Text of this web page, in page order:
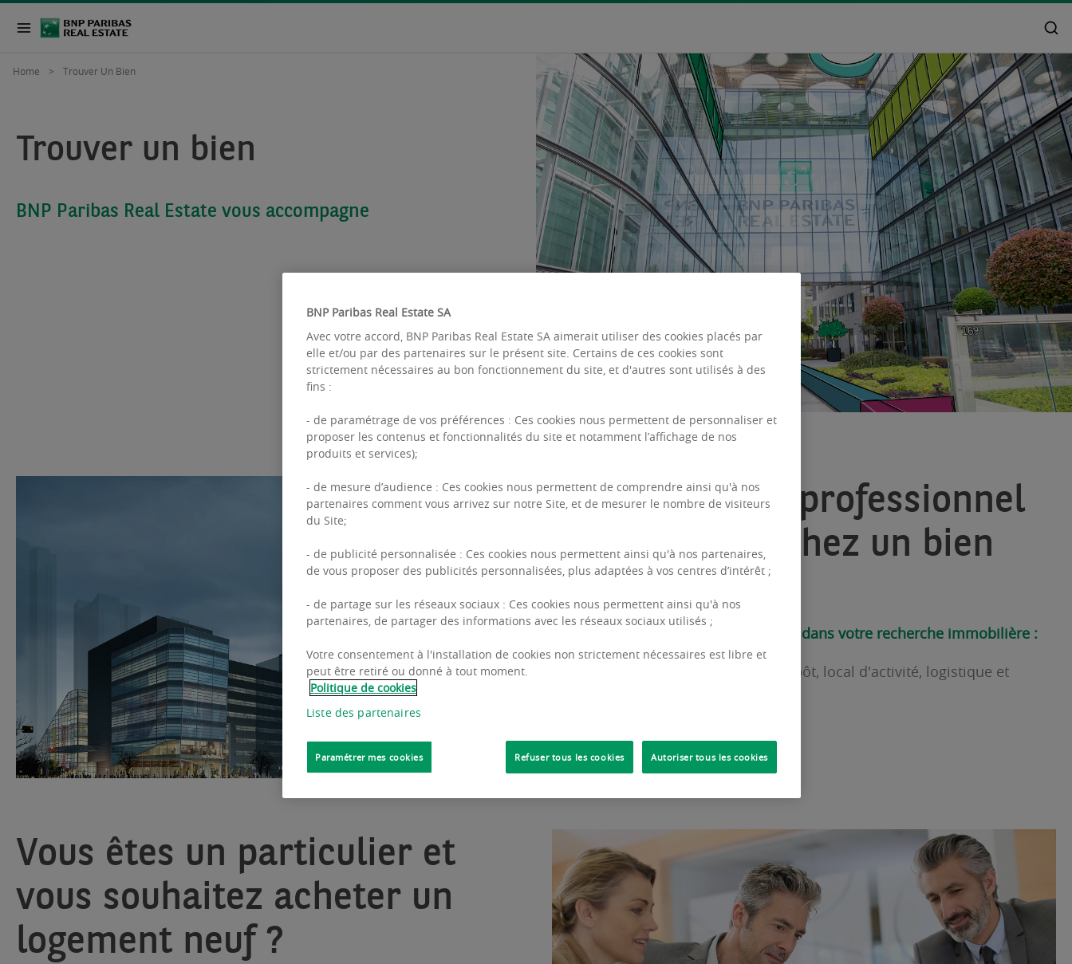
Home Trouver Un Bien
Trouver un bien
BNP Paribas Real Estate vous accompagne
Vous êtes un professionnel
et vous cherchez un bien
immobilier ?
Nos experts vous accompagnent dans votre recherche immobilière :
Location, achat de bureau, entrepôt, local d'activité, logistique et
VISITER NOTRE SITE DÉDIÉ
Vous êtes un particulier et
vous souhaitez acheter un
logement neuf ?
BNP Paribas Real Estate SA
Avec votre accord, BNP Paribas Real Estate SA aimerait utiliser des cookies placés par
elle et/ou par des partenaires sur le présent site. Certains de ces cookies sont
strictement nécessaires au bon fonctionnement du site, et d'autres sont utilisés à des
fins :
- de paramétrage de vos préférences : Ces cookies nous permettent de personnaliser et
proposer les contenus et fonctionnalités du site et notamment l’affichage de nos
produits et services);
- de mesure d’audience : Ces cookies nous permettent de comprendre ainsi qu'à nos
partenaires comment vous arrivez sur notre Site, et de mesurer le nombre de visiteurs
du Site;
- de publicité personnalisée : Ces cookies nous permettent ainsi qu'à nos partenaires,
de vous proposer des publicités personnalisées, plus adaptées à vos centres d’intérêt ;
- de partage sur les réseaux sociaux : Ces cookies nous permettent ainsi qu'à nos
partenaires, de partager des informations avec les réseaux sociaux utilisés ;
Votre consentement à l'installation de cookies non strictement nécessaires est libre et
peut être retiré ou donné à tout moment.
Politique de cookies
Liste des partenaires
Paramétrer mes cookies Refuser tous les cookies Autoriser tous les cookies